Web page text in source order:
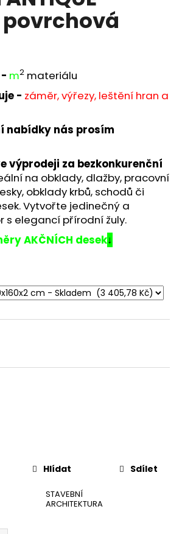
m2 materiálu
- záměr, výřezy, leštění hran a
nabídky nás prosím
výprodeji za bezkonkurenční
na obklady, dlažby, pracovní
obklady krbů, schodů či
Vytvořte jedinečný a
s elegancí přírodní žuly.
AKČNÍCH desek↓
STAVEBNÍ
ARCHITEKTURA
Hlídat Sdílet